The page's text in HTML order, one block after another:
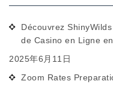
Découvrez
de Casino en Ligne
2025年6月11日
Zoom Rates